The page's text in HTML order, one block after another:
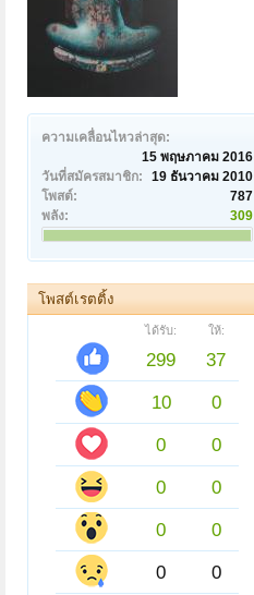
ความเคลื่อนไหวล่าสุด:
15 พฤษภาคม 2016
วันที่สมัครสมาชิก:
19 ธันวาคม 2010
โพสต์:
787
พลัง:
309
โพสต์เรตติ้ง
ได้รับ: ให้:
299
37
10
0
0
0
0
0
0
0
0
0